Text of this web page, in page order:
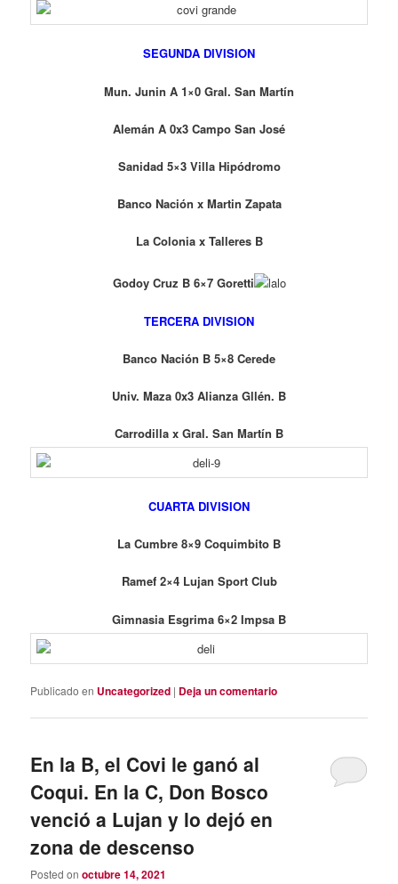
SEGUNDA DIVISION
Mun. Junin A 1×0 Gral. San Martín
Alemán A 0x3 Campo San José
Sanidad 5×3 Villa Hipódromo
Banco Nación x Martin Zapata
La Colonia x Talleres B
Godoy Cruz B 6×7 Goretti
TERCERA DIVISION
Banco Nación B 5×8 Cerede
Univ. Maza 0x3 Alianza Gllén. B
Carrodilla x Gral. San Martín B
CUARTA DIVISION
La Cumbre 8×9 Coquimbito B
Ramef 2×4 Lujan Sport Club
Gimnasia Esgrima 6×2 Impsa B
Publicado en Uncategorized | Deja un comentario
En la B, el Covi le ganó al
Coqui. En la C, Don Bosco
venció a Lujan y lo dejó en
zona de descenso
Posted onoctubre 14, 2021